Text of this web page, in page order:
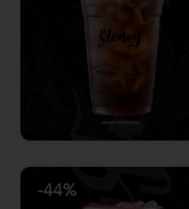
-44%